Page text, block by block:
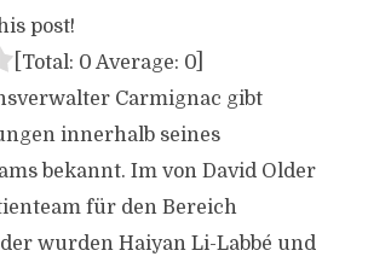
post!
[Total: 0 Average: 0]
Carmignac gibt
innerhalb seines
bekannt. Im von David Older
für den Bereich
wurden Haiyan Li-Labbé und